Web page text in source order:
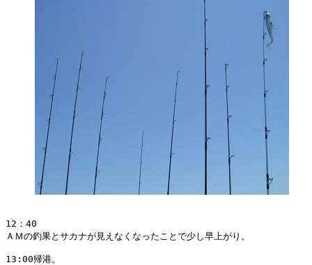
12：40
ＡＭの釣果とサカナが見えなくなったことで少し早上がり。
13:00帰港。